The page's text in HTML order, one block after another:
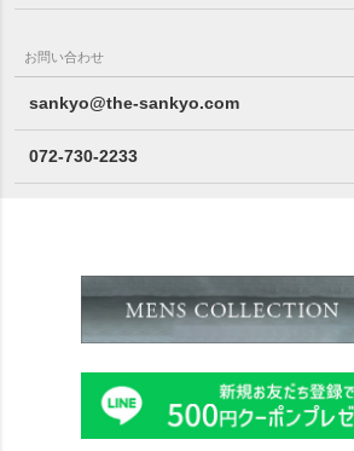
お問い合わせ
sankyo@the-sankyo.com
072-730-2233